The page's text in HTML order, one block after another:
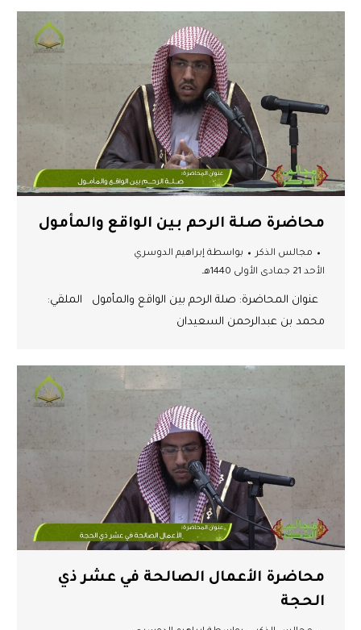
محاضرة صلة الرحم بين الواقع والمأمول
مجالس الذكر بواسطة إبراهيم الدوسري
الأحد 21 جمادى الأولى 1440هـ
عنوان المحاضرة: صلة الرحم بين الواقع والمأمول الملقي:
محمد بن عبدالرحمن السعيدان
محاضرة الأعمال الصالحة في عشر ذي
الحجة